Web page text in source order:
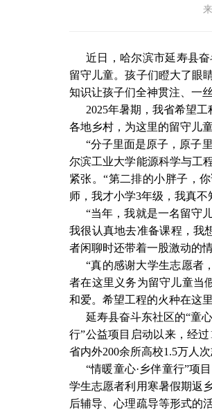
近日，哈尔滨市延寿县
留守儿童。孩子们瞪大了眼
知识让孩子们全神贯注、一
2025年暑期，我省希望
各地乡村，为这里的留守儿
“分子里面是原子，原子
尔滨工业大学能源科学与工
紧张。“第二排的小胖子，
师，我才小学3年级，我真
“当年，我就是一名留守
我很认真地去准备课程，我
者闲聊时还带着一股激动的情
“真的感谢大学生志愿者
者在这里义务为留守儿童当
和爱。希望工程的火种在这
延寿县奋斗东社区的“童
行”公益项目启动以来，经
省内外200余所高校1.5万人
“情暖童心·乡伴童行”项
学生志愿者利用寒暑假期返
后辅导、心理疏导等形式的